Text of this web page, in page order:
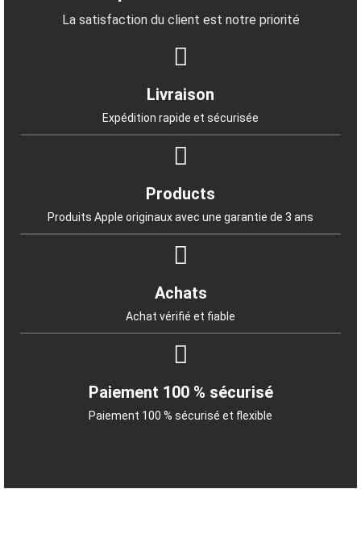
La satisfaction du client est notre priorité
Livraison
Expédition rapide et sécurisée
Products
Produits Apple originaux avec une garantie de 3 ans
Achats
Achat vérifié et fiable
Paiement 100 % sécurisé
Paiement 100 % sécurisé et flexible